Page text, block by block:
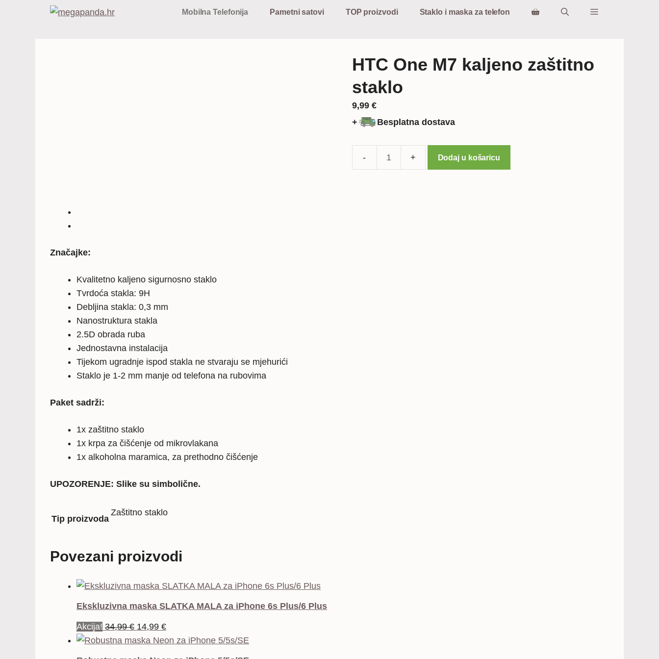
Mobilna Telefonija Pametni satovi TOP proizvodi Staklo i maska za telefon
HTC One M7 kaljeno zaštitno
staklo
9,99 €
+
Besplatna dostava
Dodaj u košaricu
Značajke:
Kvalitetno kaljeno sigurnosno staklo
Tvrdoća stakla: 9H
Debljina stakla: 0,3 mm
Nanostruktura stakla
2.5D obrada ruba
Jednostavna instalacija
Tijekom ugradnje ispod stakla ne stvaraju se mjehurići
Staklo je 1-2 mm manje od telefona na rubovima
Paket sadrži:
1x zaštitno staklo
1x krpa za čišćenje od mikrovlakana
1x alkoholna maramica, za prethodno čišćenje
UPOZORENJE: Slike su simbolične.
Tip proizvoda
Zaštitno staklo
Povezani proizvodi
Ekskluzivna maska SLATKA MALA za iPhone 6s Plus/6 Plus
Akcija! 34,99€ Izvorna
cijena
14,99 €Trenutna
cijena